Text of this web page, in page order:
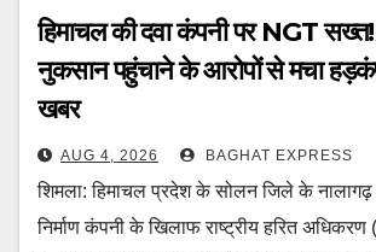
हिमाचल की दवा कंपनी पर NGT सख्त!
नुकसान पहुंचाने के आरोपों से मचा
खबर
AUG 4, 2026 BAGHAT EXPRESS
शिमला: हिमाचल प्रदेश के सोलन जिले के नालागढ़
निर्माण कंपनी के खिलाफ राष्ट्रीय हरित